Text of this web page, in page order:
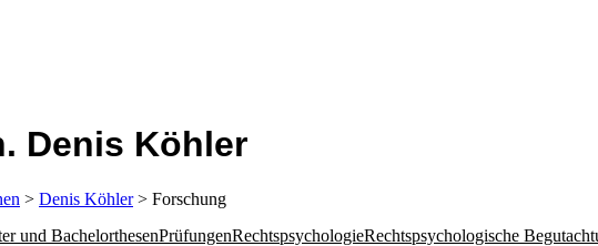
Denis Köhler
> Denis Köhler> Forschung
und BachelorthesenPrüfungenRechtspsychologieRechtspsychologische